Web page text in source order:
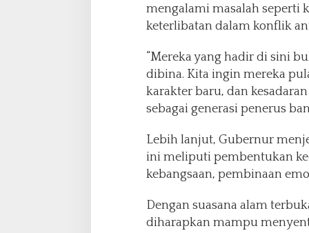
mengalami masalah seperti
keterlibatan dalam konflik
“Mereka yang hadir di sini
dibina. Kita ingin mereka
karakter baru, dan
sebagai generasi penerus
Lebih lanjut, Gubernur
ini meliputi pembentukan
kebangsaan, pembinaan
Dengan suasana alam
diharapkan mampu